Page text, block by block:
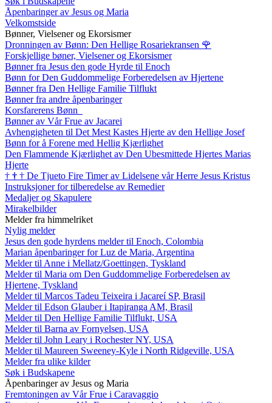
Åpenbaringer av Jesus og Maria
Velkomstside
Bønner, Vielsener og Ekorsismer
Dronningen av Bønn: Den Hellige Rosariekransen 🌹
Forskjellige bøner, Vielsener og Ekorsismer
Bønner fra Jesus den gode Hyrde til Enoch
Bønn for Den Guddommelige Forberedelsen av Hjertene
Bønner fra Den Hellige Familie Tilflukt
Bønner fra andre åpenbaringer
Korsfarerens Bønn
Bønner av Vår Frue av Jacarei
Avhengigheten til Det Mest Kastes Hjerte av den Hellige Josef
Bønn for å Forene med Hellig Kjærlighet
Den Flammende Kjærlighet av Den Ubesmittede Hjertes Marias
Hjerte
† † † De Tjueto Fire Timer av Lidelsene vår Herre Jesus Kristus
Instruksjoner for tilberedelse av Remedier
Medaljer og Skapulere
Mirakelbilder
Melder fra himmelriket
Nylig melder
Jesus den gode hyrdens melder til Enoch, Colombia
Marian åpenbaringer for Luz de Maria, Argentina
Melder til Anne i Mellatz/Goettingen, Tyskland
Melder til Maria om Den Guddommelige Forberedelsen av
Hjertene, Tyskland
Melder til Marcos Tadeu Teixeira i Jacareí SP, Brasil
Melder til Edson Glauber i Itapiranga AM, Brasil
Melder til Den Hellige Familie Tilflukt, USA
Melder til Barna av Fornyelsen, USA
Melder til John Leary i Rochester NY, USA
Melder til Maureen Sweeney-Kyle i North Ridgeville, USA
Melder fra ulike kilder
Søk i Budskapene
Åpenbaringer av Jesus og Maria
Fremtoningen av Vår Frue i Caravaggio